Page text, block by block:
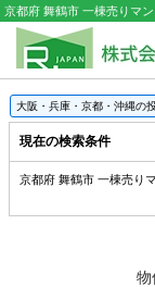
京都府 舞鶴市 一棟売りマ
大阪・兵庫・京都・沖縄の
現在の検索条件
京都府 舞鶴市 一棟売り
物